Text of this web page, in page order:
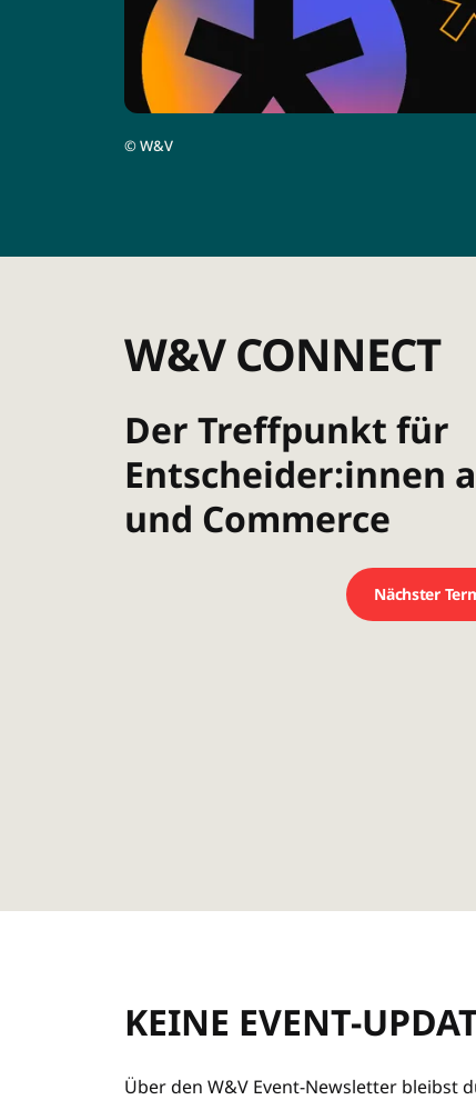
©W&V
W&V CONNECT
Der Treffpunkt für
Entscheider:innen
und Commerce
Nächster
KEINE EVENT-
Über den W&V Event-Newsletter bleibst